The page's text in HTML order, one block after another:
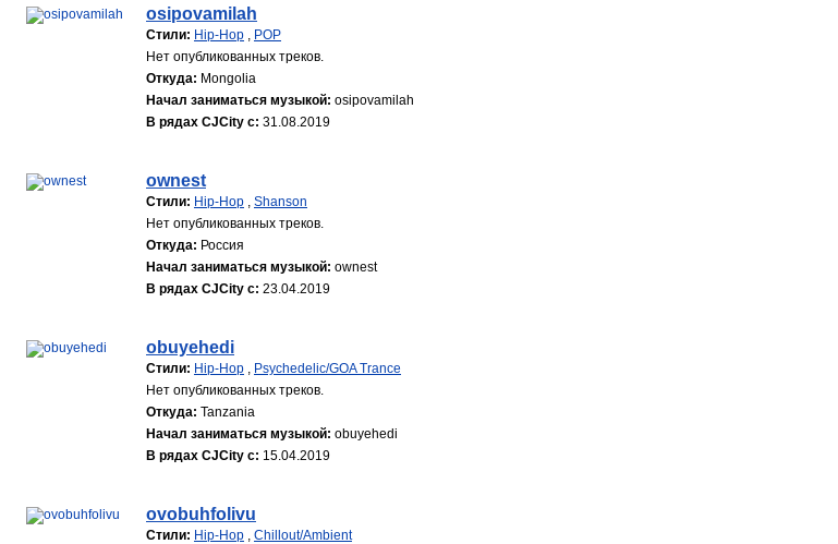
osipovamilah
Стили: Hip-Hop , POP
Нет опубликованных треков.
Откуда: Mongolia
Начал заниматься музыкой: osipovamilah
В рядах CJCity с: 31.08.2019
ownest
Стили: Hip-Hop , Shanson
Нет опубликованных треков.
Откуда: Россия
Начал заниматься музыкой: ownest
В рядах CJCity с: 23.04.2019
obuyehedi
Стили: Hip-Hop , Psychedelic/GOA Trance
Нет опубликованных треков.
Откуда: Tanzania
Начал заниматься музыкой: obuyehedi
В рядах CJCity с: 15.04.2019
ovobuhfolivu
Стили: Hip-Hop , Chillout/Ambient